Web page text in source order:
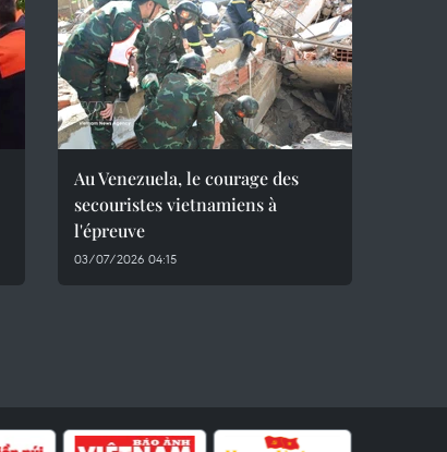
Au Venezuela, le courage des
secouristes vietnamiens à
l'épreuve
03/07/2026 04:15